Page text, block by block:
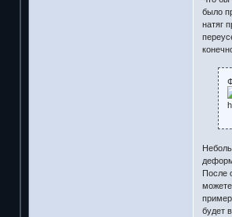
было
натяг
После
будет